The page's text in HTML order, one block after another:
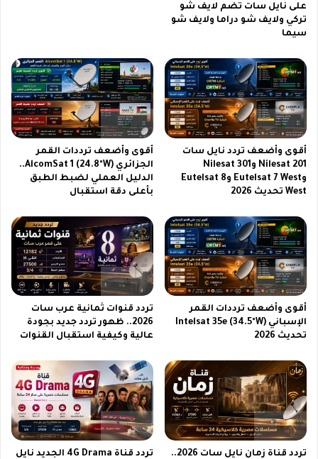
ا
ل
م
ل
ف
ي
ص
ر
و
ت
ط
ط
ل
إ
ت
ا
ج
ن
ف
م
ل
ي
و
ن
ه
ش
د
ة
ض
ف
ي
ة
ج
ن
ع
ر
م
ص
ة
م
ي
ا
س
ب
ا
ی
ل
ش
على نايل سات تضم لايف شو
تركي ولايف شو دراما ولايف شو
سيما
أقوى وأضعف تردد نايل سات
Nilesat 201 وNilesat 301
وEutelsat 7 West وEutelsat 8
West تحديث 2026
أقوى وأضعف ترددات القمر
الجزائري AlcomSat 1 (24.8°W)..
الدليل العملي لضبط الطبق
بأعلى دقة استقبال
أقوى وأضعف ترددات القمر
الإسباني Intelsat 35e (34.5°W)
تحديث 2026
تردد قنوات ثمانية عرب سات
2026.. ظهور تردد جديد بجودة
عالية وكيفية استقبال القنوات
تردد قناة زمان نايل سات 2026.. تردد قناة 4G Drama الجديد نايل